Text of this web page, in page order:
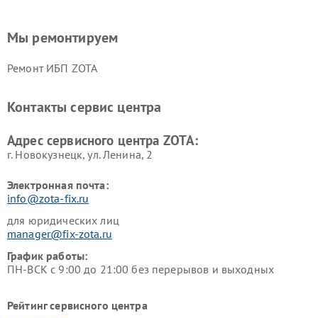
Мы ремонтируем
Ремонт ИБП ZOTA
Контакты сервис центра
Адрес сервисного центра ZOTA:
г. Новокузнецк, ул. Ленина, 2
Электронная почта:
info@zota-fix.ru
для юридических лиц
manager@fix-zota.ru
График работы:
ПН-ВСК с 9:00 до 21:00 без перерывов и выходных
Рейтинг сервисного центра